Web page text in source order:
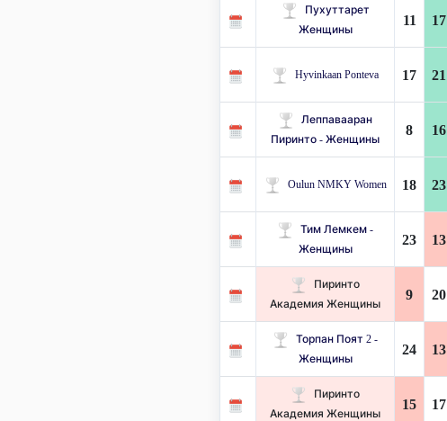
Пухуттарет
Женщины
11 17
Hyvinkaan Ponteva 17 21
Леппавааран
Пиринто - Женщины
8 16
Oulun NMKY Women 18 23
Тим Лемкем -
Женщины
23 13
Пиринто
Академия Женщины
9 20
Торпан Поят 2 -
Женщины
24 13
Пиринто
Академия Женщины
15 17